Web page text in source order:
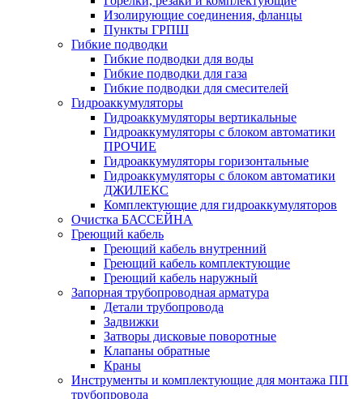
Изолирующие соединения, фланцы
Пункты ГРПШ
Гибкие подводки
Гибкие подводки для воды
Гибкие подводки для газа
Гибкие подводки для смесителей
Гидроаккумуляторы
Гидроаккумуляторы вертикальные
Гидроаккумуляторы с блоком автоматики
ПРОЧИЕ
Гидроаккумуляторы горизонтальные
Гидроаккумуляторы с блоком автоматики
ДЖИЛЕКС
Комплектующие для гидроаккумуляторов
Очистка БАССЕЙНА
Греющий кабель
Греющий кабель внутренний
Греющий кабель комплектующие
Греющий кабель наружный
Запорная трубопроводная арматура
Детали трубопровода
Задвижки
Затворы дисковые поворотные
Клапаны обратные
Краны
Инструменты и комплектующие для монтажа ПП
трубопровода